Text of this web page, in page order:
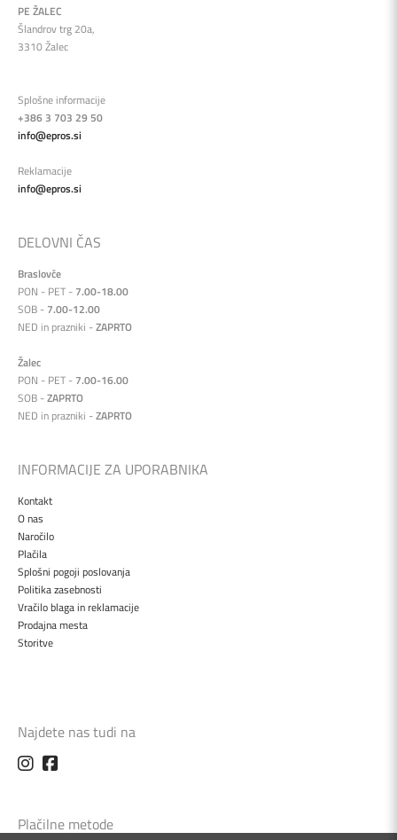
PE ŽALEC
Šlandrov trg 20a,
3310 Žalec
Splošne informacije
+386 3 703 29 50
info@epros.si
Reklamacije
info@epros.si
DELOVNI ČAS
Braslovče
PON - PET - 7.00-18.00
SOB - 7.00-12.00
NED in prazniki -ZAPRTO
Žalec
PON - PET - 7.00-16.00
SOB -ZAPRTO
NED in prazniki -ZAPRTO
INFORMACIJE ZA UPORABNIKA
Kontakt
O nas
Naročilo
Plačila
Splošni pogoji poslovanja
Politika zasebnosti
Vračilo blaga in reklamacije
Prodajna mesta
Storitve
Najdete nas tudi na
Plačilne metode